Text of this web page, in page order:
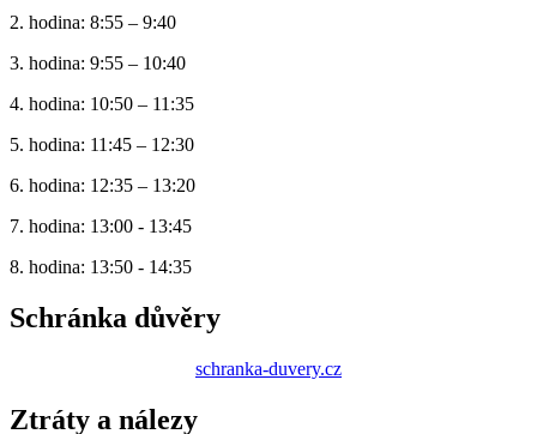
2. hodina: 8:55 – 9:40
3. hodina: 9:55 – 10:40
4. hodina: 10:50 – 11:35
5. hodina: 11:45 – 12:30
6. hodina: 12:35 – 13:20
7. hodina: 13:00 - 13:45
8. hodina: 13:50 - 14:35
Schránka důvěry
schranka-duvery.cz
Ztráty a nálezy